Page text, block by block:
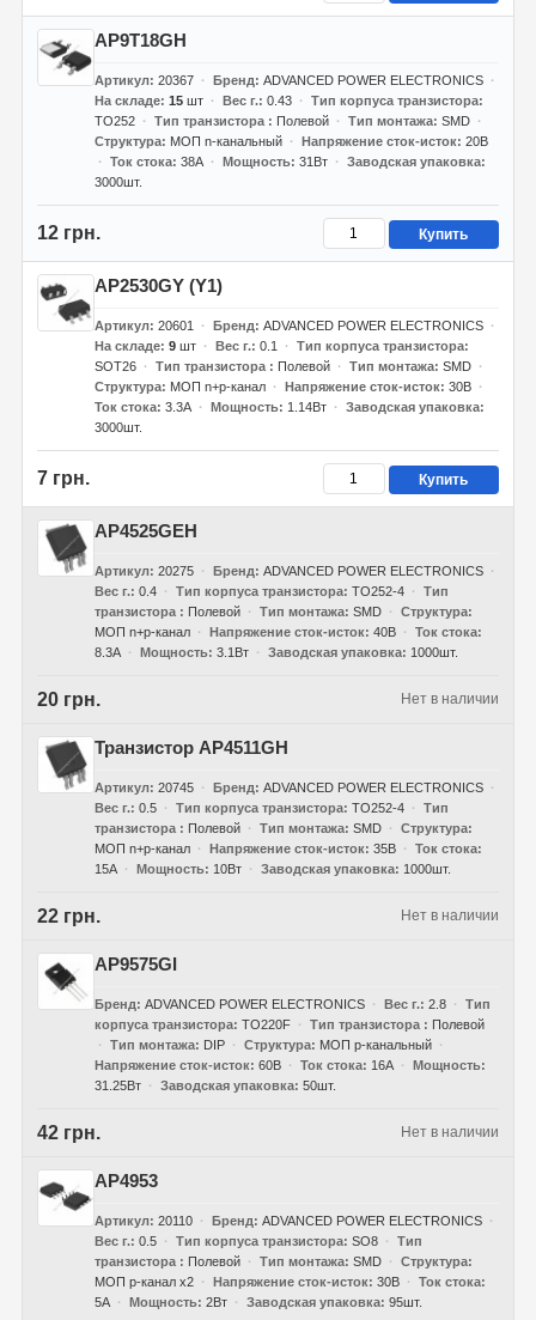
AP9T18GH
Артикул 20367 Бренд
ADVANCED POWER ELECTRONICS
На складе 15шт Вес г. 0.43
Тип корпуса транзистора
TO252
Тип транзистора Полевой Тип монтажа SMD
Структура
МОП n-канальный Напряжение сток-исток 20В
Ток стока 38А Мощность 31Вт
Заводская упаковка
3000шт.
12 грн. Купить
AP2530GY (Y1)
Артикул 20601 Бренд
ADVANCED POWER ELECTRONICS
На складе 9шт Вес г. 0.1
Тип корпуса транзистора
SOT26
Тип транзистора Полевой Тип монтажа SMD
Структура
МОП n+p-канал Напряжение сток-исток 30В
Ток стока 3.3А Мощность 1.14Вт
Заводская упаковка
3000шт.
7 грн. Купить
AP4525GEH
Артикул 20275 Бренд
ADVANCED POWER ELECTRONICS
Вес г. 0.4 Тип корпуса транзистора TO252-4
Тип
транзистора
Полевой Тип монтажа SMD
Структура
МОП n+p-канал
Напряжение сток-исток 40В
Ток стока
8.3А
Мощность 3.1Вт Заводская упаковка 1000шт.
20 грн. Нет в наличии
Транзистор AP4511GH
Артикул 20745 Бренд
ADVANCED POWER ELECTRONICS
Вес г. 0.5 Тип корпуса транзистора TO252-4
Тип
транзистора
Полевой Тип монтажа SMD
Структура
МОП n+p-канал
Напряжение сток-исток 35В
Ток стока
15А
Мощность 10Вт Заводская упаковка 1000шт.
22 грн. Нет в наличии
AP9575GI
Бренд ADVANCED POWER ELECTRONICS Вес г. 2.8
Тип
корпуса транзистора TO220F Тип транзистора
Полевой
Тип монтажа
DIP Структура
МОП р-канальный
Напряжение сток-исток 60В Ток стока 16А
Мощность
31.25Вт
Заводская упаковка 50шт.
42 грн. Нет в наличии
AP4953
Артикул 20110 Бренд
ADVANCED POWER ELECTRONICS
Вес г. 0.5 Тип корпуса транзистора SO8
Тип
транзистора
Полевой Тип монтажа SMD
Структура
МОП p-канал x2
Напряжение сток-исток 30В
Ток стока
5А
Мощность 2Вт Заводская упаковка 95шт.